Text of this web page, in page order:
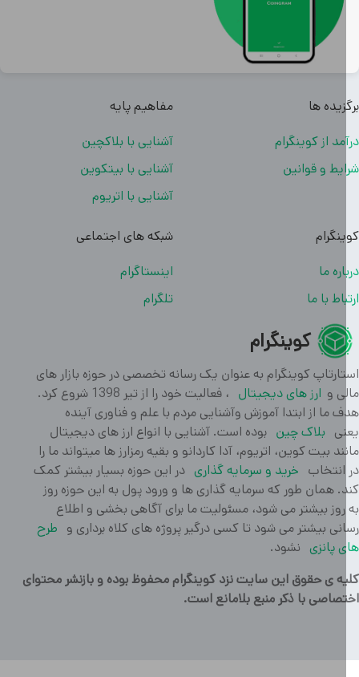
کوینگرام
کوینگرام به عنوان یک رسانه تخصصی در حوزه بازار های
و ارز های دیجیتال
، فعالیت خود را از تیر 1398 شروع کرد.
ما از ابتدا آموزش وآشنایی مردم با علم و فناوری آینده
بلاک چین بوده است. آشنایی با انواع ارز های دیجیتال
بیت کوین، اتریوم، آدا کاردانو و بقیه رمزارز ها میتواند ما را
خرید و سرمایه گذاری در این حوزه بسیار بیشتر کمک
همان طور که سرمایه گذاری ها و ورود پول به این حوزه روز
بیشتر می شود، مسئولیت ما برای آگاهی بخشی و اطلاع
بیشتر می شود تا کسی درگیر پروژه های کلاه برداری و طرح
پانزی نشود.
ها
از کوینگرام
و قوانین
مفاهیم پایه
آشنایی با بلاکچین
آشنایی با بیتکوین
آشنایی با اتریوم
ما
با ما
شبکه های اجتماعی
اینستاگرام
تلگرام
ی حقوق این سایت نزد کوینگرام محفوظ بوده و بازنشر محتوای
با ذکر منبع بلامانع است.